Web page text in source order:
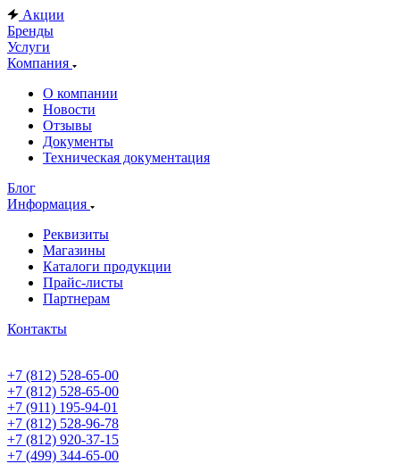
Акции
Бренды
Услуги
Компания
О компании
Новости
Отзывы
Документы
Техническая документация
Блог
Информация
Реквизиты
Магазины
Каталоги продукции
Прайс-листы
Партнерам
Контакты
+7 (812) 528-65-00
+7 (812) 528-65-00
+7 (911) 195-94-01
+7 (812) 528-96-78
+7 (812) 920-37-15
+7 (499) 344-65-00